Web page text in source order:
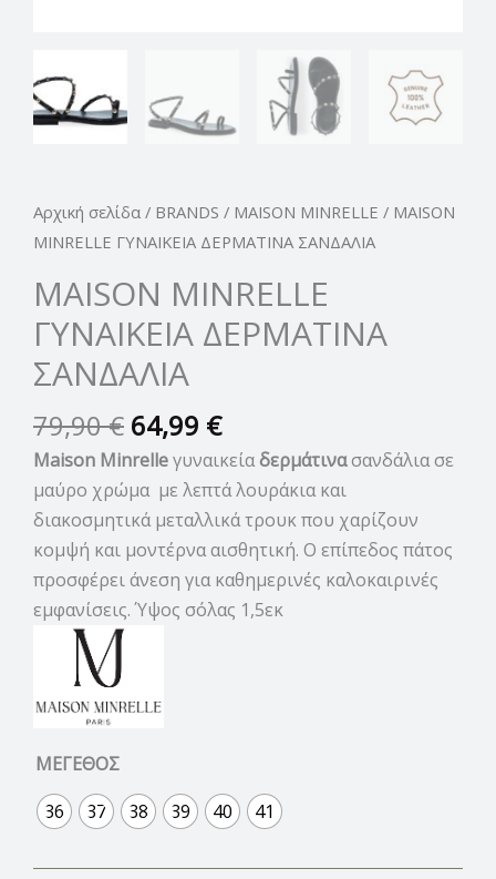
Αρχική σελίδα / BRANDS / MAISON MINRELLE / MAISON
MINRELLE ΓΥΝΑΙΚΕΙΑ ΔΕΡΜΑΤΙΝΑ ΣΑΝΔΑΛΙΑ
MAISON MINRELLE
ΓΥΝΑΙΚΕΙΑ ΔΕΡΜΑΤΙΝΑ
ΣΑΝΔΑΛΙΑ
79,90€ 64,99 €
Maison Minrelleγυναικείαδερμάτινασανδάλια σε
μαύρο χρώμα με λεπτά λουράκια και
διακοσμητικά μεταλλικά τρουκ που χαρίζουν
κομψή και μοντέρνα αισθητική. Ο επίπεδος πάτος
προσφέρει άνεση για καθημερινές καλοκαιρινές
εμφανίσεις. Ύψος σόλας 1,5εκ
ΜΕΓΕΘΟΣ
36
37 38 39 40 41